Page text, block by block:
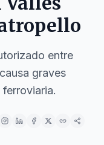
entre
graves